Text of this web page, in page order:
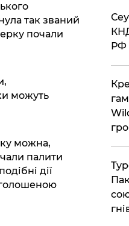
так званий
почали
можуть
можна,
палити
дії
РФ